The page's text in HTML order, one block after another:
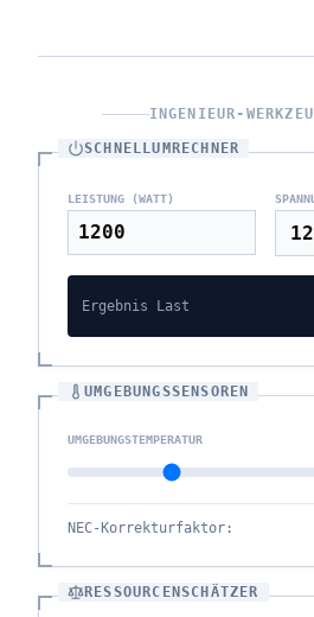
INGENIEUR-
SCHNELLUMRECHNER
LEISTUNG (WATT)
Ergebnis Last
UMGEBUNGSSENSOREN
UMGEBUNGSTEMPERATUR
NEC-Korrekturfaktor :
RESSOURCENSCHÄTZER